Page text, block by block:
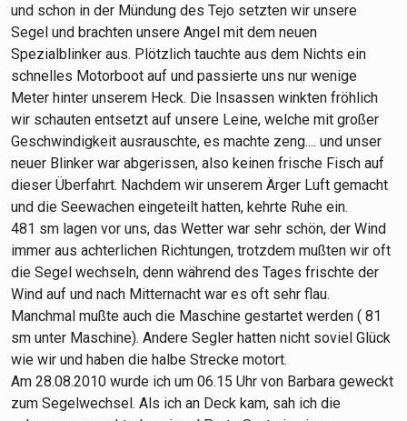
und schon in der Mündung des Tejo setzten wir unsere
Segel und brachten unsere Angel mit dem neuen
Spezialblinker aus. Plötzlich tauchte aus dem Nichts ein
schnelles Motorboot auf und passierte uns nur wenige
Meter hinter unserem Heck. Die Insassen winkten fröhlich
wir schauten entsetzt auf unsere Leine, welche mit großer
Geschwindigkeit ausrauschte, es machte zeng.... und unser
neuer Blinker war abgerissen, also keinen frische Fisch auf
dieser Überfahrt. Nachdem wir unserem Ärger Luft gemacht
und die Seewachen eingeteilt hatten, kehrte Ruhe ein.
481 sm lagen vor uns, das Wetter war sehr schön, der Wind
immer aus achterlichen Richtungen, trotzdem mußten wir oft
die Segel wechseln, denn während des Tages frischte der
Wind auf und nach Mitternacht war es oft sehr flau.
Manchmal mußte auch die Maschine gestartet werden ( 81
sm unter Maschine). Andere Segler hatten nicht soviel Glück
wie wir und haben die halbe Strecke motort.
Am 28.08.2010 wurde ich um 06.15 Uhr von Barbara geweckt
zum Segelwechsel. Als ich an Deck kam, sah ich die